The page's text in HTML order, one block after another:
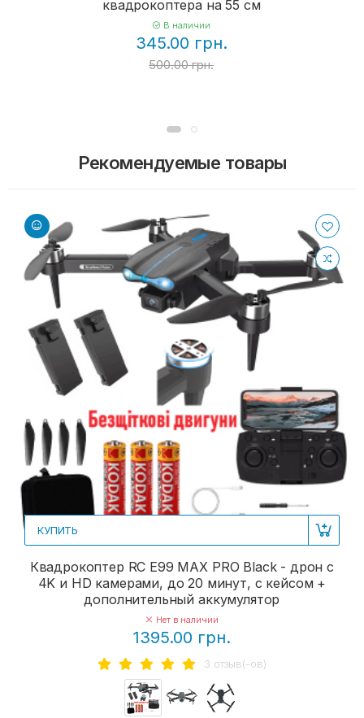
квадрокоптера на 55 см
В наличии
345.00 грн.
500.00 грн.
Рекомендуемые товары
КУПИТЬ
Квадрокоптер RC E99 MAX PRO Black - дрон с
4K и HD камерами, до 20 минут, с кейсом +
дополнительный аккумулятор
Нет в наличии
1395.00 грн.
3 отзыв(-ов)